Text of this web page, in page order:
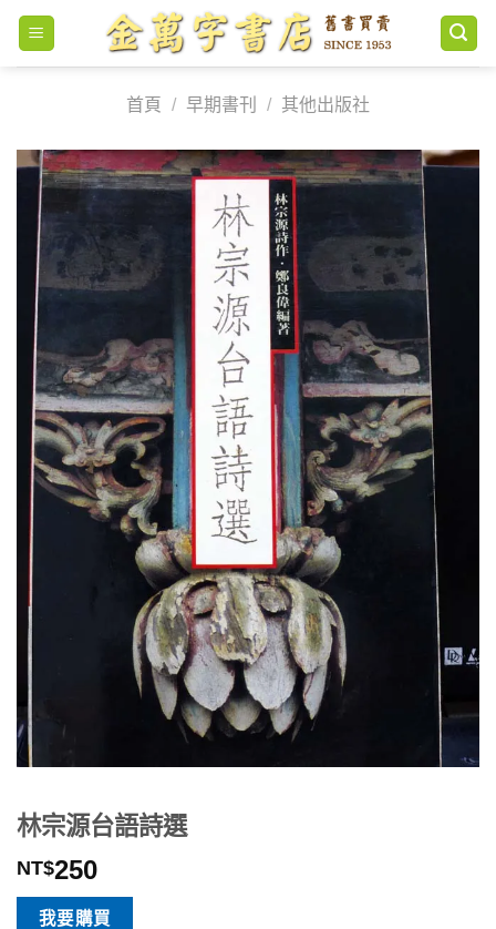
Skip
content
首頁
/ 早期書刊 / 其他出版社
林宗源台語詩選
NT$250
我要購買